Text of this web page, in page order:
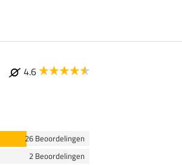
4.6
26 Beoordelingen
2 Beoordelingen